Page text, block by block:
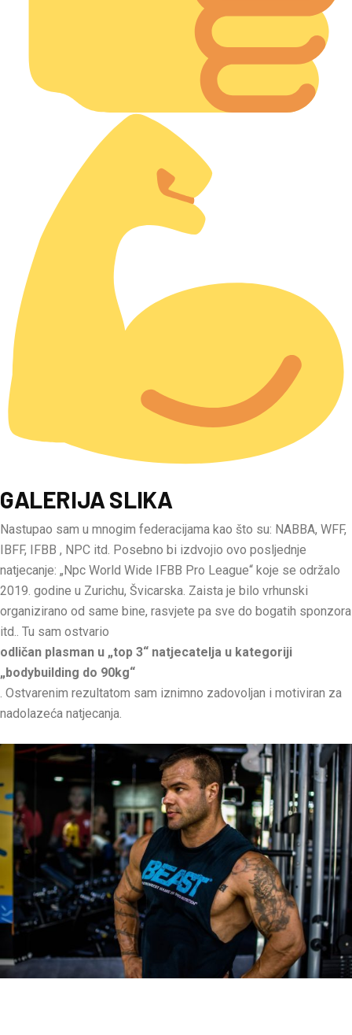
GALERIJA SLIKA
Nastupao sam u mnogim federacijama kao što su: NABBA, WFF,
IBFF, IFBB , NPC itd. Posebno bi izdvojio ovo posljednje
natjecanje: „Npc World Wide IFBB Pro League“ koje se održalo
2019. godine u Zurichu, Švicarska. Zaista je bilo vrhunski
organizirano od same bine, rasvjete pa sve do bogatih sponzora
itd.. Tu sam ostvario
odličan plasman u „top 3“ natjecatelja u kategoriji
„bodybuilding do 90kg“
. Ostvarenim rezultatom sam iznimno zadovoljan i motiviran za
nadolazeća natjecanja.